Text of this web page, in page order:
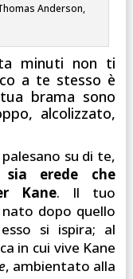
Anderson,
minuti non ti
a te stesso è
brama sono
alcolizzato,
su di te,
erede che
Kane. Il tuo
dopo quello
si ispira; al
in cui vive Kane
, ambientato alla